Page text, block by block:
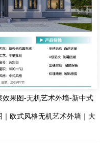
果图-无机艺术外墙-新中式
欧式风格无机艺术外墙｜大